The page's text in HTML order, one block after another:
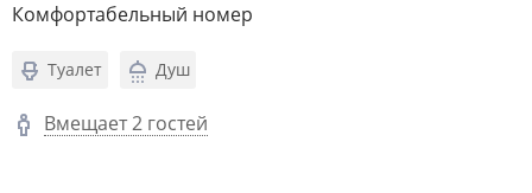
Комфортабельный номер
Туалет Душ
Вмещает 2 гостей